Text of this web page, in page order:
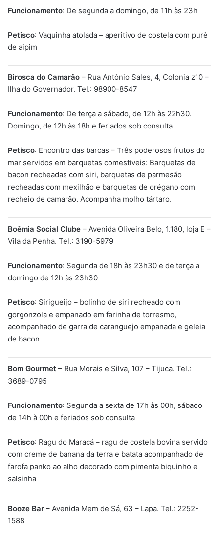
Funcionamento: De segunda a domingo, de 11h às 23h
Petisco: Vaquinha atolada – aperitivo de costela com purê
de aipim
Birosca do Camarão – Rua Antônio Sales, 4, Colonia z10 –
Ilha do Governador. Tel.: 98900-8547
Funcionamento: De terça a sábado, de 12h às 22h30.
Domingo, de 12h às 18h e feriados sob consulta
Petisco: Encontro das barcas – Três poderosos frutos do
mar servidos em barquetas comestíveis: Barquetas de
bacon recheadas com siri, barquetas de parmesão
recheadas com mexilhão e barquetas de orégano com
recheio de camarão. Acompanha molho tártaro.
Boêmia Social Clube – Avenida Oliveira Belo, 1.180, loja E –
Vila da Penha. Tel.: 3190-5979
Funcionamento: Segunda de 18h às 23h30 e de terça a
domingo de 12h às 23h30
Petisco: Sirigueijo – bolinho de siri recheado com
gorgonzola e empanado em farinha de torresmo,
acompanhado de garra de caranguejo empanada e geleia
de bacon
Bom Gourmet – Rua Morais e Silva, 107 – Tijuca. Tel.:
3689-0795
Funcionamento: Segunda a sexta de 17h às 00h, sábado
de 14h à 00h e feriados sob consulta
Petisco: Ragu do Maracá – ragu de costela bovina servido
com creme de banana da terra e batata acompanhado de
farofa panko ao alho decorado com pimenta biquinho e
salsinha
Booze Bar – Avenida Mem de Sá, 63 – Lapa. Tel.: 2252-
1588